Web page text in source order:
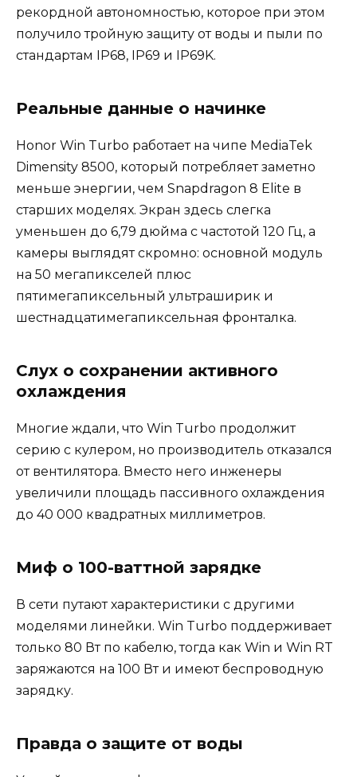
рекордной автономностью, которое при этом
получило тройную защиту от воды и пыли по
стандартам IP68, IP69 и IP69K.
Реальные данные о начинке
Honor Win Turbo работает на чипе MediaTek
Dimensity 8500, который потребляет заметно
меньше энергии, чем Snapdragon 8 Elite в
старших моделях. Экран здесь слегка
уменьшен до 6,79 дюйма с частотой 120 Гц, а
камеры выглядят скромно: основной модуль
на 50 мегапикселей плюс
пятимегапиксельный ультраширик и
шестнадцатимегапиксельная фронталка.
Слух о сохранении активного
охлаждения
Многие ждали, что Win Turbo продолжит
серию с кулером, но производитель отказался
от вентилятора. Вместо него инженеры
увеличили площадь пассивного охлаждения
до 40 000 квадратных миллиметров.
Миф о 100-ваттной зарядке
В сети путают характеристики с другими
моделями линейки. Win Turbo поддерживает
только 80 Вт по кабелю, тогда как Win и Win RT
заряжаются на 100 Вт и имеют беспроводную
зарядку.
Правда о защите от воды